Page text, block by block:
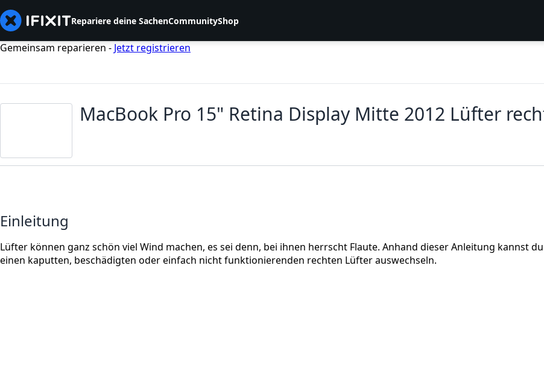
Repariere deine SachenCommunityShop
Gemeinsam reparieren - Jetzt registrieren
MacBook Pro 15" Retina Display Mitte 2012 Lüfter
Einleitung
Lüfter können ganz schön viel Wind machen, es sei denn, bei ihnen herrscht Flaute. Anhand dieser Anleitung kannst du
einen kaputten, beschädigten oder einfach nicht funktionierenden rechten Lüfter auswechseln.